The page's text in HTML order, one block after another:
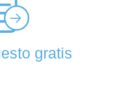
gratis